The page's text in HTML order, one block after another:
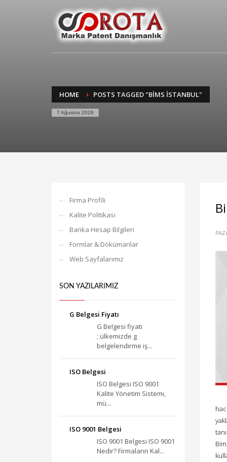
HOME POSTS TAGGED "BIMS ISTANBUL"
7 Ağustos 2026
Firma Profili
Kalite Politikası
Banka Hesap Bilgileri
Formlar & Dökümanlar
Web Sayfalarımız
SON YAZILARIMIZ
G Belgesi Fiyatı
G Belgesi fiyatı
; ülkemizde g
belgelendirme iş...
ISO Belgesi
ISO Belgesi ISO 9001
Kalite Yönetim Sistemi,
mü...
ISO 9001 Belgesi
ISO 9001 Belgesi ISO 9001
Nedir? Firmaların Kal...